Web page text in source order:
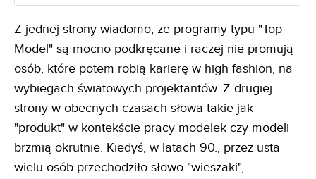
Z jednej strony wiadomo, że programy typu "Top
Model" są mocno podkręcane i raczej nie promują
osób, które potem robią karierę w high fashion, na
wybiegach światowych projektantów. Z drugiej
strony w obecnych czasach słowa takie jak
"produkt" w kontekście pracy modelek czy modeli
brzmią okrutnie. Kiedyś, w latach 90., przez usta
wielu osób przechodziło słowo "wieszaki",